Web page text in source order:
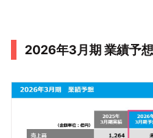
2026年3月期 業績予想